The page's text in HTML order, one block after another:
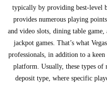
typically by providing
provides numerous
and video slots, dining
jackpot games.
professionals, in
platform. Usually,
deposit type, where